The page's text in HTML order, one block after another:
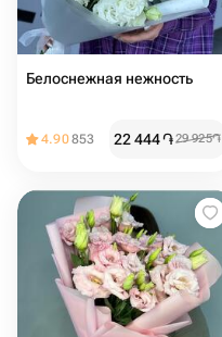
Белоснежная нежность
4.90853 22 444֏29 925֏